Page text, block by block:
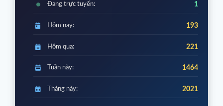
Đang trực tuyến: 1
Hôm nay: 193
Hôm qua: 221
Tuần này: 1464
Tháng này: 2021